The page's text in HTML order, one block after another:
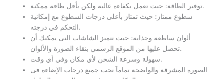
توفير الطاقة: حيث تعمل بكفاءة عالية ولكن بأقل طاقة ممكنة.
سطوع ممتاز: حيث تمتاز بأعلى درجات السطوع مع إمكانية
التحكم في درجته.
ألوان ساطعة وجذابة: حيث تتميز الشاشات التى يمكنك أن
تحصل عليها من الموقع الرسمي بنقاء الصورة والألوان.
سهولة وسرعة الشحن لأي مكان وفي أي وقت.
الصورة المشرقة والواضحة تماماََ تحت جميع درجات الإضاءة فى